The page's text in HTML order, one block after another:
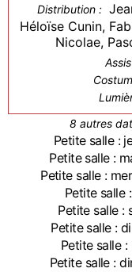
Distribution :
Héloïse Cunin,
Nicolae,
8 autres
Petite salle :
Petite salle :
Petite salle :
Petite salle
Petite salle :
Petite salle :
Petite salle
Petite salle :